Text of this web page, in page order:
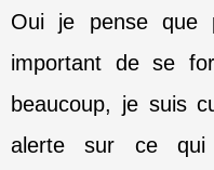
Oui je pense que
important de se
beaucoup, je suis
alerte sur ce